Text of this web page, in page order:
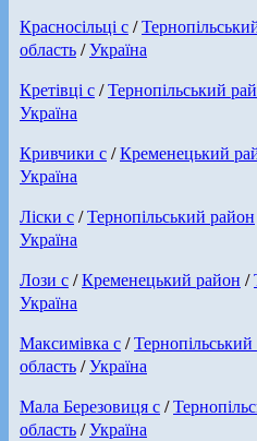
Красносільці с/
область/Україна
Кретівці с/Тернопільський
Україна
Кривчики с/Кременецький
Україна
Ліски с/Тернопільський район
Україна
Лози с/Кременецький район /
Україна
Максимівка с/
область/Україна
Мала Березовиця с/
область/Україна